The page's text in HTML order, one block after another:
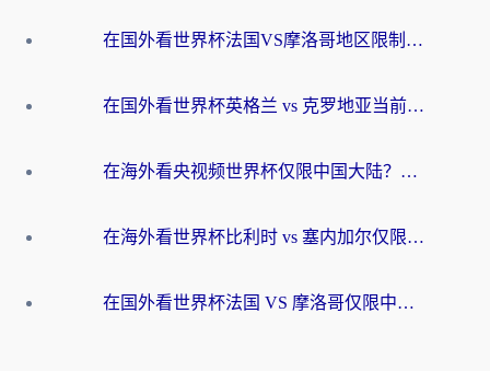
在国外看世界杯法国VS摩洛哥地区限制？这篇指南让你流畅看中文解说无压力
在国外看世界杯英格兰 vs 克罗地亚当前地区不可播放？这篇指南帮你搞定所有海外观赛难题
在海外看央视频世界杯仅限中国大陆？这篇指南帮你解锁中文解说+无卡顿直播
在海外看世界杯比利时 vs 塞内加尔仅限中国大陆？我找到了最流畅的中文解说之路
在国外看世界杯法国 VS 摩洛哥仅限中国大陆？海外党这样看中文解说赛事不卡顿